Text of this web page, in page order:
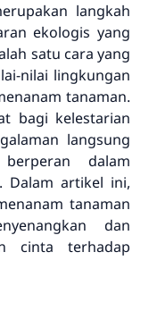
langkah
ekologis yang
satu cara yang
nilai lingkungan
tanaman.
bagi kelestarian
langsung
dalam
Dalam artikel ini,
tanaman
dan
cinta terhadap